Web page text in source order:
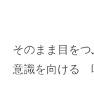
そのまま目を
意識を向ける